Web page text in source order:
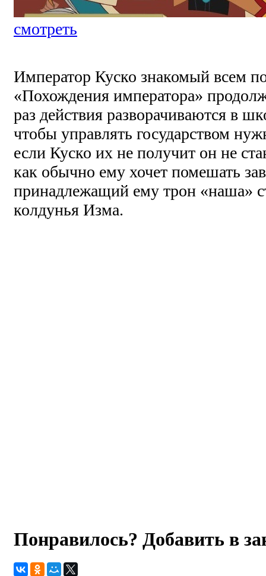
смотреть
Император Куско знакомый всем
«Похождения императора»
раз действия разворачиваются в
чтобы управлять государством
если Куско их не получит он не
как обычно ему хочет помешать
принадлежащий ему трон «наша»
колдунья Изма.
Понравилось? Добавить в